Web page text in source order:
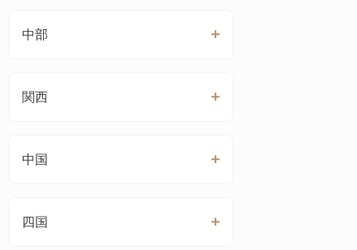
中部
関西
中国
四国